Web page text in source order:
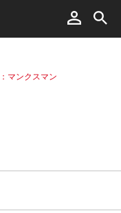
マンクスマン